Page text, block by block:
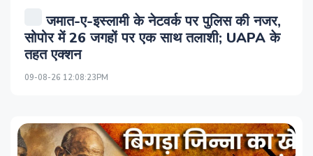
जमात-ए-इस्लामी के नेटवर्क पर पुलिस की नजर,
सोपोर में 26 जगहों पर एक साथ तलाशी; UAPA के
तहत एक्शन
09-08-26 12:08:23PM